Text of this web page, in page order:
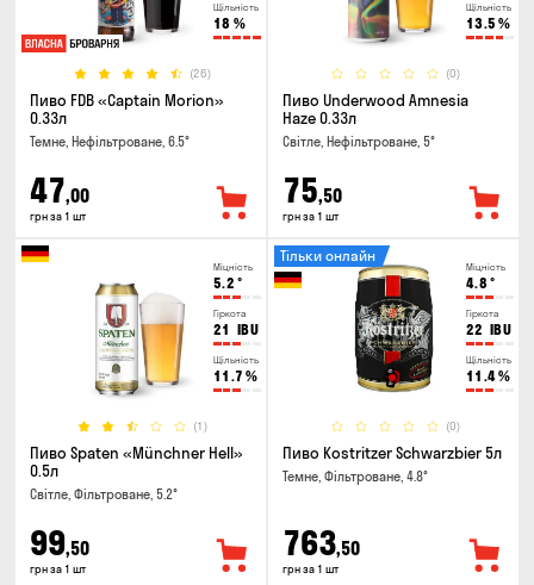
Щільність
18 %
(26)
Пиво FDB «Captain Morion»
0.33л
Темне, Нефільтроване, 6.5°
47,00
грн за 1 шт
Щільність
13.5 %
(0)
Пиво Underwood Amnesia
Haze 0.33л
Світле, Нефільтроване, 5°
75,50
грн за 1 шт
Міцність
5.2 °
Гіркота
21 IBU
Щільність
11.7 %
(1)
Пиво Spaten «Münchner Hell»
0.5л
Світле, Фільтроване, 5.2°
99,50
грн за 1 шт
Міцність
4.8 °
Гіркота
22 IBU
Щільність
11.4%
(0)
Тільки онлайн
Пиво Kostritzer Schwarzbier 5л
Темне, Фільтроване, 4.8°
763,50
грн за 1 шт